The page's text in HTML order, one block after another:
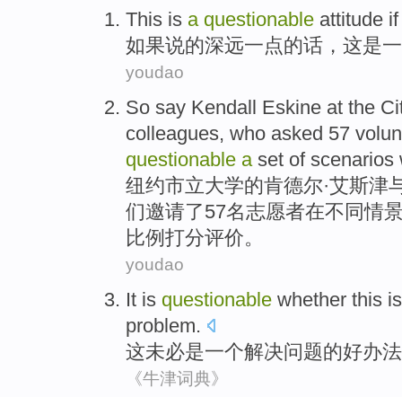
This is a questionable attitude
如果说的深远一点的话， 这是
youdao
So say Kendall Eskine at the
colleagues, who asked 57
questionable aset of scenarios
纽约市立大学的肯德尔·艾斯津
们邀请了57名志愿者在不同情
比例打分评价。
youdao
It is questionable whether this is
problem.
这未必是一个解决问题的好办法
《牛津词典》